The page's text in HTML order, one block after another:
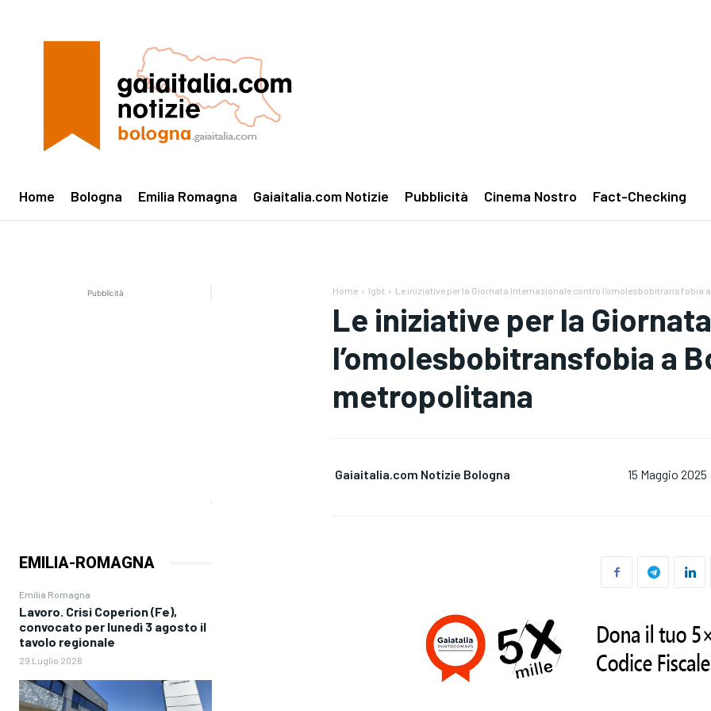
Home Bologna Emilia Romagna Gaiaitalia.com Notizie Pubblicità Cinema Nostro Fact-Checking
Pubblicità
EMILIA-ROMAGNA
Emilia Romagna
Lavoro. Crisi Coperion (Fe),
convocato per lunedì 3 agosto il
tavolo regionale
29 Luglio 2026
Home lgbt Le iniziative per la Giornata Internazionale contro l'omolesbobitransfobia a
Le iniziative per la
l’omolesbobitransfobia a
metropolitana
Gaiaitalia.com Notizie Bologna 15 Maggio 2025